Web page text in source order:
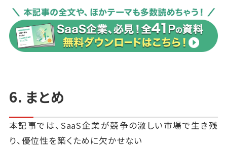
6. まとめ
本記事では、SaaS企業が競争の激しい市場で生き残
り、優位性を築くために欠かせない